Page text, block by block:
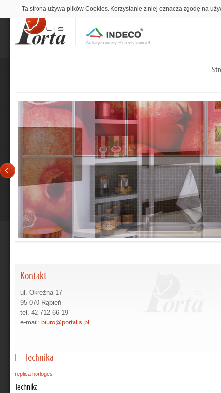
Kontakt
ul. Okrężna 17
95-070 Rąbień
tel. 42 712 66 19
e-mail: biuro@portalis.pl
F - Technika
replica horloges
Technika
Ta strona używa plików Cookies. Korzystanie z niej oznacza zgodę na